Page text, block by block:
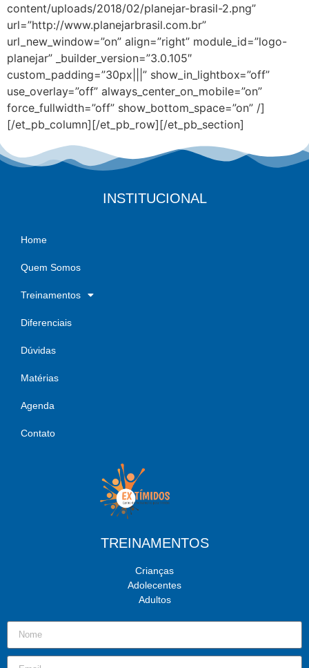
content/uploads/2018/02/planejar-brasil-2.png”
url=”http://www.planejarbrasil.com.br”
url_new_window=”on” align=”right” module_id=”logo-
planejar” _builder_version=”3.0.105″
custom_padding=”30px|||” show_in_lightbox=”off”
use_overlay=”off” always_center_on_mobile=”on”
force_fullwidth=”off” show_bottom_space=”on” /]
[/et_pb_column][/et_pb_row][/et_pb_section]
INSTITUCIONAL
Home
Quem Somos
Treinamentos
Diferenciais
Dúvidas
Matérias
Agenda
Contato
TREINAMENTOS
Crianças
Adolecentes
Adultos